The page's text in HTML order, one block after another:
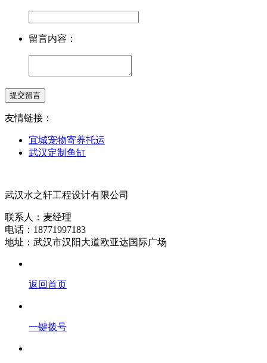
留言内容：
友情链接：
宜城宠物寄养托运
武汉定制鱼缸
武汉水之轩工程设计有限公司
联系人：麦经理
电话：18771997183
地址：武汉市汉阳大道欧亚达国际广场
返回首页
一键拨号